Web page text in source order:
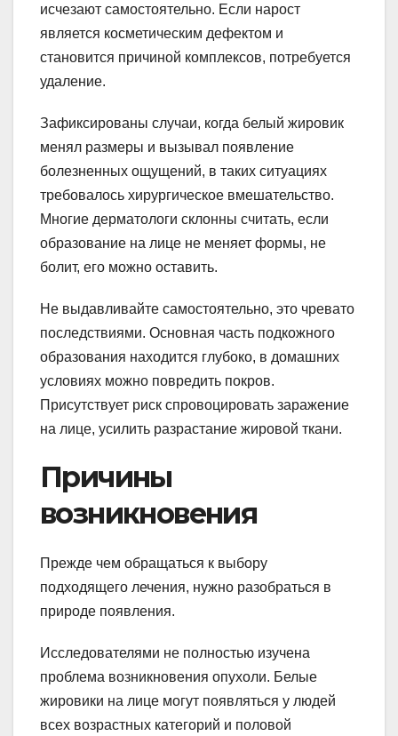
исчезают самостоятельно. Если нарост
является косметическим дефектом и
становится причиной комплексов, потребуется
удаление.
Зафиксированы случаи, когда белый жировик
менял размеры и вызывал появление
болезненных ощущений, в таких ситуациях
требовалось хирургическое вмешательство.
Многие дерматологи склонны считать, если
образование на лице не меняет формы, не
болит, его можно оставить.
Не выдавливайте самостоятельно, это чревато
последствиями. Основная часть подкожного
образования находится глубоко, в домашних
условиях можно повредить покров.
Присутствует риск спровоцировать заражение
на лице, усилить разрастание жировой ткани.
Причины
возникновения
Прежде чем обращаться к выбору
подходящего лечения, нужно разобраться в
природе появления.
Исследователями не полностью изучена
проблема возникновения опухоли. Белые
жировики на лице могут появляться у людей
всех возрастных категорий и половой